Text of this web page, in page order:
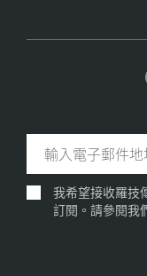
我希望接收羅技
訂閱。請參閱我